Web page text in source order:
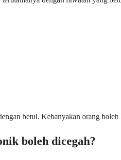
betul. Kebanyakan orang
boleh dicegah?